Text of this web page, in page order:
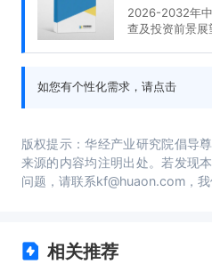
2026-2032年
查及投资前景展
如您有个性化需求，请点击
版权提示：华经产业研究院倡导
来源的内容均注明出处。若发现
问题，请联系kf@huaon.com，我
相关推荐